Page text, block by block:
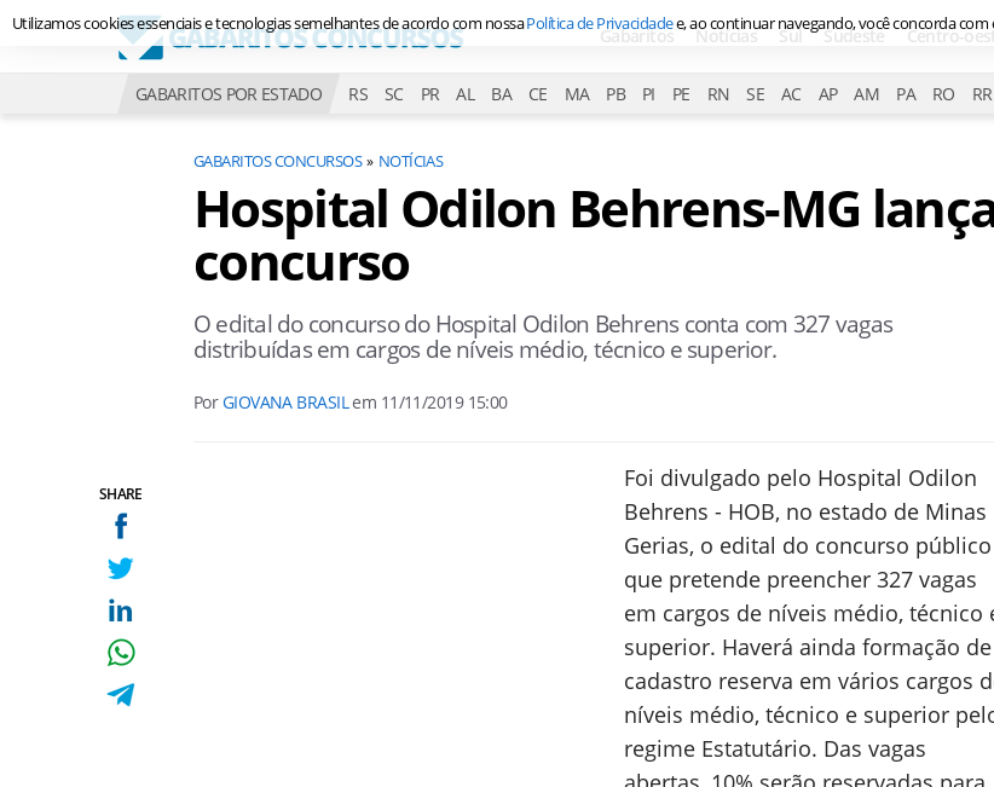
Gabaritos Notícias Sul Sudeste Centro-
GABARITOS POR ESTADO RS SC PR AL BA CE MA PB PI PE RN SE AC AP AM PA RO RR
SHARE
GABARITOS CONCURSOS NOTÍCIAS
Hospital Odilon Behrens-MG
concurso
O edital do concurso do Hospital Odilon Behrens conta com 327 vagas
distribuídas em cargos de níveis médio, técnico e superior.
PorGIOVANA BRASILem 11/11/2019 15:00
Foi divulgado pelo Hospital Odilon
Behrens - HOB, no estado de Minas
Gerias, o edital do concurso público
que pretende preencher 327 vagas
em cargos de níveis médio, técnico
superior. Haverá ainda formação de
cadastro reserva em vários cargos
níveis médio, técnico e superior
regime Estatutário. Das vagas
Utilizamos cookies essenciais e tecnologias semelhantes de acordo com nossaPolítica de Privacidadee, ao continuar navegando, você concorda com